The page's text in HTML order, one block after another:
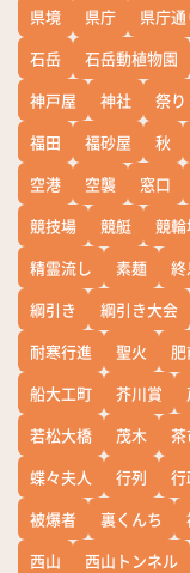
県境
県庁 県庁通
石岳
石岳動植物園
神戸屋
神社 祭り
福田
福砂屋 秋
空港
空襲 窓口
競技場
競艇 競
精霊流し
素麺
綱引き
綱引き大会
耐寒行進
聖火 肥
船大工町
芥川賞
若松大橋
茂木
蝶々夫人
行列 行
被爆者
裏くんち
西山
西山トンネル